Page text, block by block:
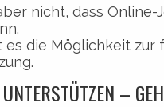
auf die
nicht, dass
es die Möglichkeit
–